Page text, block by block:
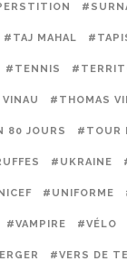
#TAJ MAHAL
#TENNIS
#THOMAS
80 JOURS #TOUR
#UKRAINE
#UNIFORME
#VAMPIRE #VÉLO
#VERS DE